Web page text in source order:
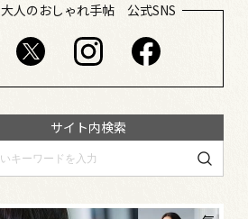
大人のおしゃれ手帖 公式SNS
サイト内検索